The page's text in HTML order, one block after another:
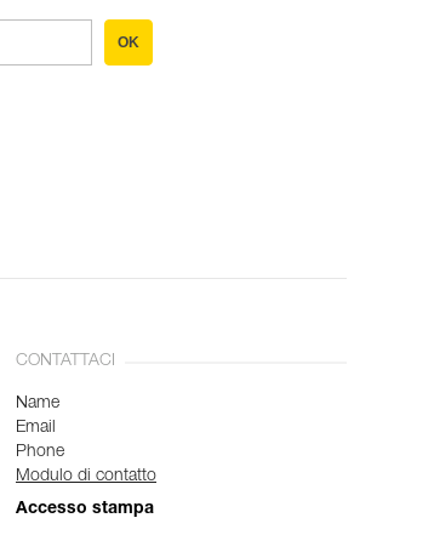
OK
CONTATTACI
Name
Email
Phone
Modulo di contatto
Accesso stampa